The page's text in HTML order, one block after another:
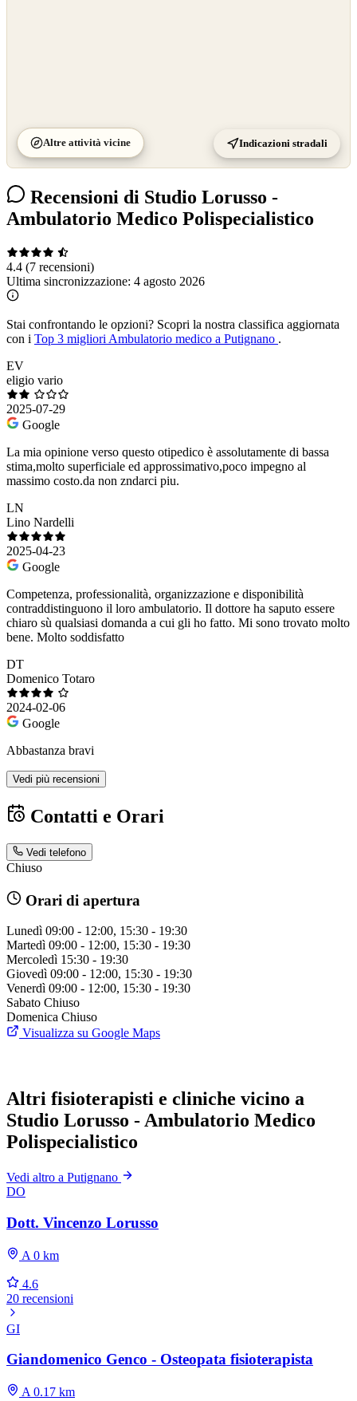
Altre attività vicine Indicazioni stradali
Recensioni di Studio Lorusso -
Ambulatorio Medico Polispecialistico
4.4 (7 recensioni)
Ultima sincronizzazione: 4 agosto 2026
Stai confrontando le opzioni? Scopri la nostra classifica aggiornata
con i Top 3 migliori Ambulatorio medico a Putignano .
EV
eligio vario
2025-07-29
Google
La mia opinione verso questo otipedico è assolutamente di bassa
stima,molto superficiale ed approssimativo,poco impegno al
massimo costo.da non zndarci piu.
LN
Lino Nardelli
2025-04-23
Google
Competenza, professionalità, organizzazione e disponibilità
contraddistinguono il loro ambulatorio. Il dottore ha saputo essere
chiaro sù qualsiasi domanda a cui gli ho fatto. Mi sono trovato molto
bene. Molto soddisfatto
DT
Domenico Totaro
2024-02-06
Google
Abbastanza bravi
Vedi più recensioni
Contatti e Orari
Vedi telefono
Chiuso
Orari di apertura
Lunedì 09:00 - 12:00, 15:30 - 19:30
Martedì 09:00 - 12:00, 15:30 - 19:30
Mercoledì 15:30 - 19:30
Giovedì 09:00 - 12:00, 15:30 - 19:30
Venerdì 09:00 - 12:00, 15:30 - 19:30
Sabato Chiuso
Domenica Chiuso
Visualizza su Google Maps
Altri fisioterapisti e cliniche vicino a
Studio Lorusso - Ambulatorio Medico
Polispecialistico
Vedi altro a Putignano
DO
Dott. Vincenzo Lorusso
A 0 km
4.6
20 recensioni
GI
Giandomenico Genco - Osteopata fisioterapista
A 0.17 km